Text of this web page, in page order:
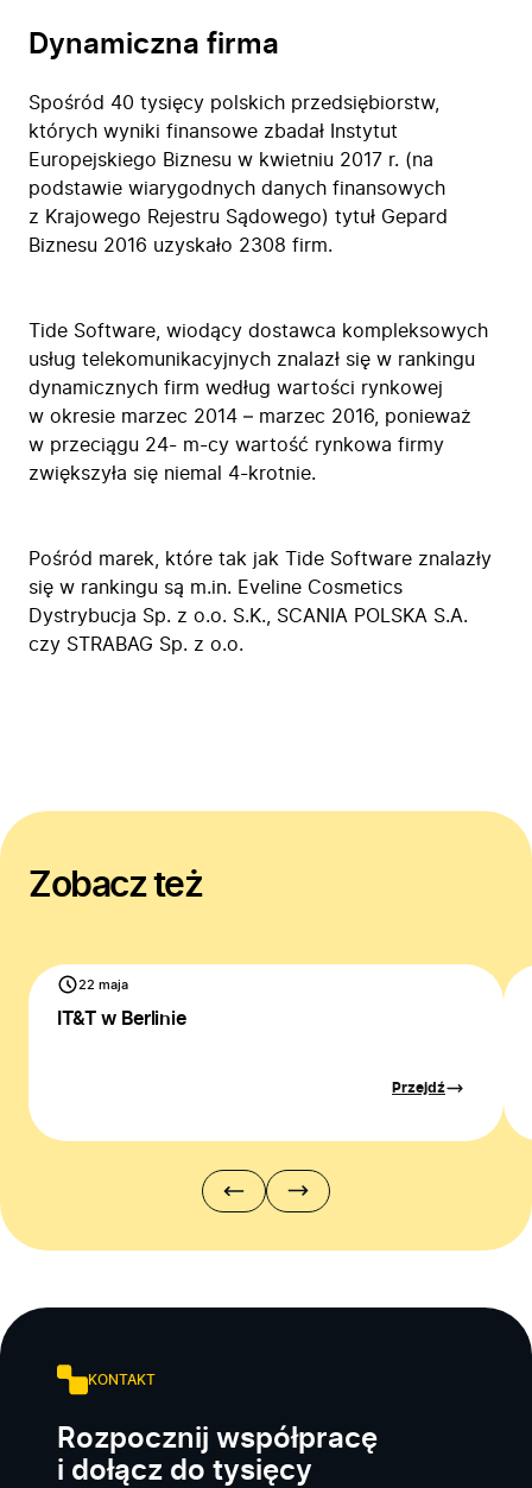
Firma
Dynamiczna firma
Spośród 40 tysięcy polskich przedsiębiorstw,
których wyniki finansowe zbadał Instytut
Europejskiego Biznesu w kwietniu 2017 r. (na
podstawie wiarygodnych danych finansowych
z Krajowego Rejestru Sądowego) tytuł Gepard
Biznesu 2016 uzyskało 2308 firm.
Tide Software, wiodący dostawca kompleksowych
usług telekomunikacyjnych znalazł się w rankingu
dynamicznych firm według wartości rynkowej
w okresie marzec 2014 – marzec 2016, ponieważ
w przeciągu 24- m-cy wartość rynkowa firmy
zwiększyła się niemal 4-krotnie.
Pośród marek, które tak jak Tide Software znalazły
się w rankingu są m.in. Eveline Cosmetics
Dystrybucja Sp. z o.o. S.K., SCANIA POLSKA S.A.
czy STRABAG Sp. z o.o.
Zobacz też
22 maja
IT&T w Berlinie
Przejdź
KONTAKT
Rozpocznij współpracę
i dołącz do tysięcy